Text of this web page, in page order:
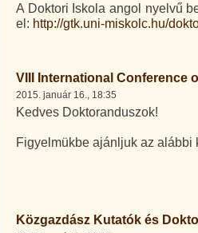
A Doktori Iskola angol nyelvű
el: http://gtk.uni-miskolc.hu/
VIII International Conference
2015. január 16., 18:35
Kedves Doktoranduszok!
Figyelmükbe ajánljuk az alábbi
Közgazdász Kutatók és